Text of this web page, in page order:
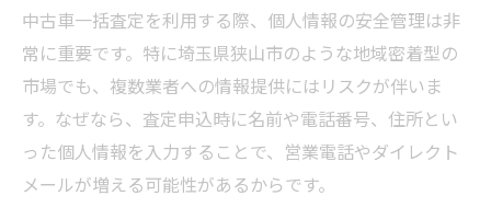
中古車一括査定を利用する際、個人情報の安全管理は非
常に重要です。特に埼玉県狭山市のような地域密着型の
市場でも、複数業者への情報提供にはリスクが伴いま
す。なぜなら、査定申込時に名前や電話番号、住所とい
った個人情報を入力することで、営業電話やダイレクト
メールが増える可能性があるからです。